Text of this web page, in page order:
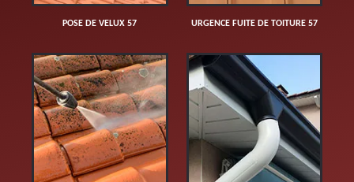
POSE DE VELUX 57 URGENCE FUITE DE TOITURE 57